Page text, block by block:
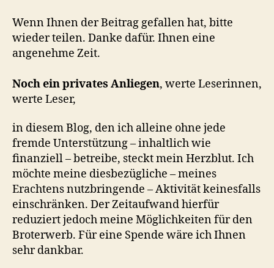
Wenn Ihnen der Beitrag gefallen hat, bitte
wieder teilen. Danke dafür. Ihnen eine
angenehme Zeit.
Noch ein privates Anliegen, werte Leserinnen,
werte Leser,
in diesem Blog, den ich alleine ohne jede
fremde Unterstützung – inhaltlich wie
finanziell – betreibe, steckt mein Herzblut. Ich
möchte meine diesbezügliche – meines
Erachtens nutzbringende – Aktivität keinesfalls
einschränken. Der Zeitaufwand hierfür
reduziert jedoch meine Möglichkeiten für den
Broterwerb. Für eine Spende wäre ich Ihnen
sehr dankbar.